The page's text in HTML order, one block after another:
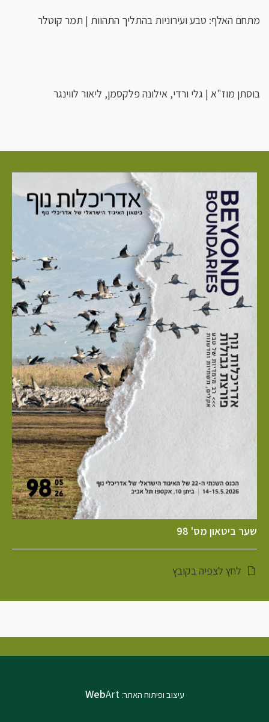
מתחם האלף: טבע ועירוניות בהתליך התהוות | תמר קוטלר
בוסתן מוז"א | גלי ורדי, אילונה פלקסמן, ליאור לווינגר
שער ביטאון מס' 98
לחץ לצפיה בקובץ
עיצוב ופיתוח האתר: WebArt